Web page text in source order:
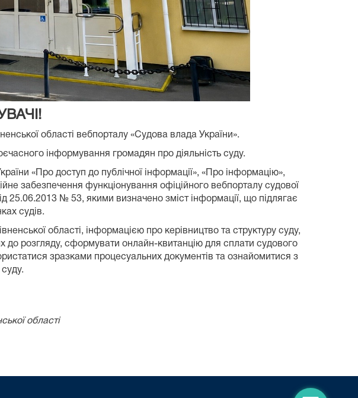
області вебпорталу «Судова влада України».
інформування громадян про діяльність суду.
«Про доступ до публічної інформації», «Про інформацію»,
забезпечення функціонування офіційного вебпорталу судової
25.06.2013 № 53, якими визначено зміст інформації, що підлягає
судів.
області, інформацією про керівництво та структуру суду,
до розгляду, сформувати онлайн-квитанцію для сплати судового
зразками процесуальних документів та ознайомитися з
області